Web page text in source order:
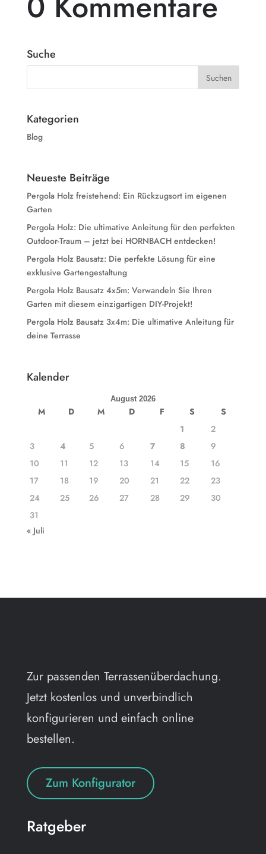
Suche
Kategorien
Blog
Neueste Beiträge
Pergola Holz freistehend: Ein Rückzugsort im eigenen
Garten
Pergola Holz: Die ultimative Anleitung für den perfekten
Outdoor-Traum – jetzt bei HORNBACH entdecken!
Pergola Holz Bausatz: Die perfekte Lösung für eine
exklusive Gartengestaltung
Pergola Holz Bausatz 4x5m: Verwandeln Sie Ihren
Garten mit diesem einzigartigen DIY-Projekt!
Pergola Holz Bausatz 3x4m: Die ultimative Anleitung für
deine Terrasse
Kalender
August 2026
M D M D F S
S
1
2
3
4 5 6 7 8
9
10
11 12 13 14 15
16
17
18 19 20 21 22
23
24
25 26 27 28 29
30
31
« Juli
Zur passenden Terrassenüberdachung.
Jetzt kostenlos und unverbindlich
konfigurieren und einfach online
bestellen.
Zum Konfigurator
Ratgeber